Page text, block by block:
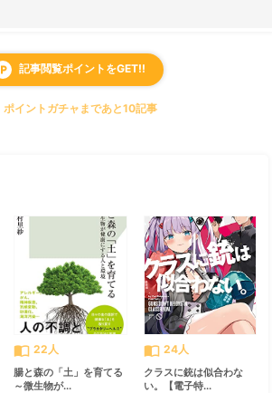
local_parking 記事閲覧ポイントをGET!!
ポイントガチャまであと10記事
import_contacts 22人
腸と森の「土」を育てる
～微生物が...
import_contacts 24人
クラスに銃は似合わな
い。【電子特...